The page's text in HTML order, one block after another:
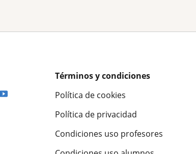
Términos y condiciones
Política de cookies
Política de privacidad
Condiciones uso profesores